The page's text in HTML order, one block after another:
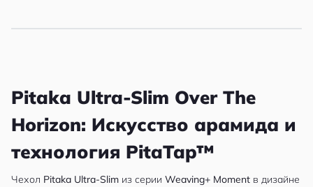
Pitaka Ultra-Slim Over The
Horizon: Искусство арамида и
технология PitaTap™
Чехол Pitaka Ultra-Slim из серии Weaving+ Moment в дизайне